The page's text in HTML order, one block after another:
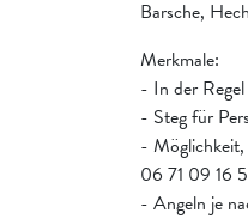
Barsche,
Merkmale:
- In der
- Steg für
- Möglichkeit,
06 71 09 16
- Angeln je